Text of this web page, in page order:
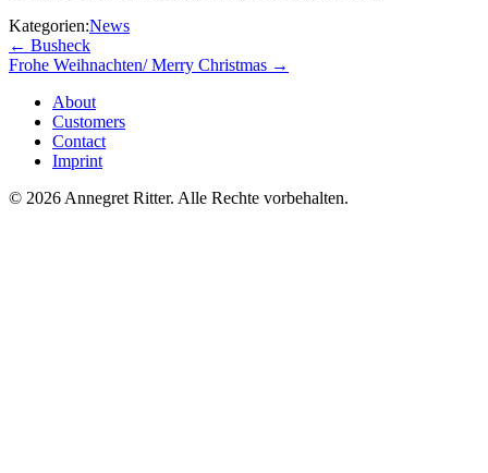
Kategorien:News
← Busheck
Frohe Weihnachten/ Merry Christmas →
About
Customers
Contact
Imprint
© 2026 Annegret Ritter. Alle Rechte vorbehalten.